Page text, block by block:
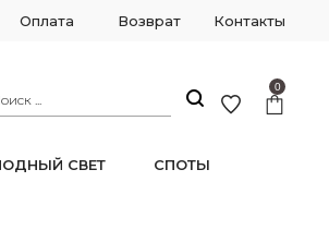
Оплата Возврат Контакты
0
СВЕТ СПОТЫ